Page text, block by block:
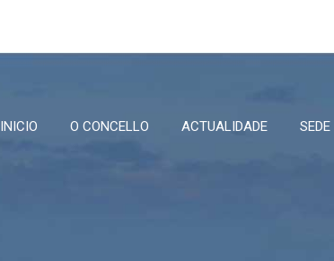
INICIO O CONCELLO ACTUALIDADE